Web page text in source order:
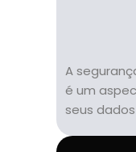
A
é um
seus